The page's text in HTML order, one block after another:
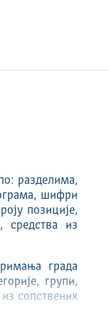
разделима,
шифри
позиције,
средства из
града
групи,
сопствених